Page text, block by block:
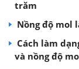
trăm
Nồng độ mol
Cách làm
và nồng độ